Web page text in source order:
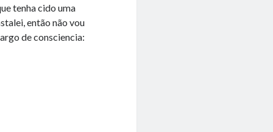
tenha cido uma
então não vou
de consciencia: